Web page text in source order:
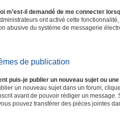
m’est-il demandé de me connecter
ont activé cette
abusive du système de messagerie
de publication
puis-je publier un nouveau sujet ou
un nouveau sujet dans un forum,
avant de pouvoir rédiger un
pouvez transférer des pièces jointes